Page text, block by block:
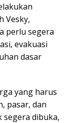
Vesky,
perlu segera
evakuasi
dasar
yang harus
pasar, dan
segera dibuka,